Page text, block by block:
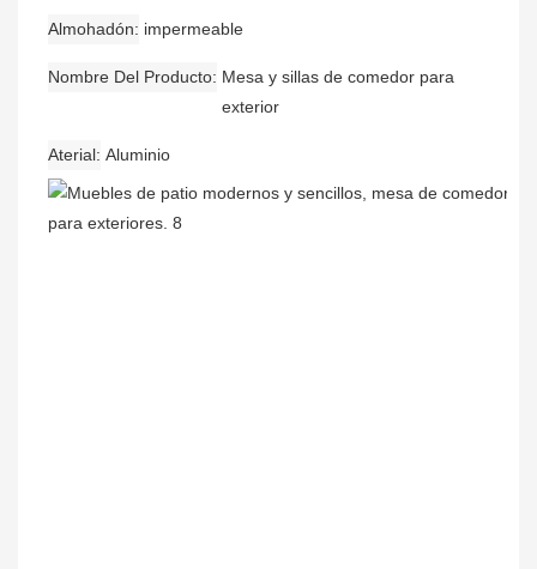
Almohadón impermeable
Nombre Del Producto Mesa y sillas de comedor para
exterior
Aterial Aluminio